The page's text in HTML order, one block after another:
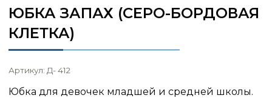
ЮБКА ЗАПАХ (СЕРО-БОРДОВАЯ
КЛЕТКА)
Артикул: Д- 412
Юбка для девочек младшей и средней школы.